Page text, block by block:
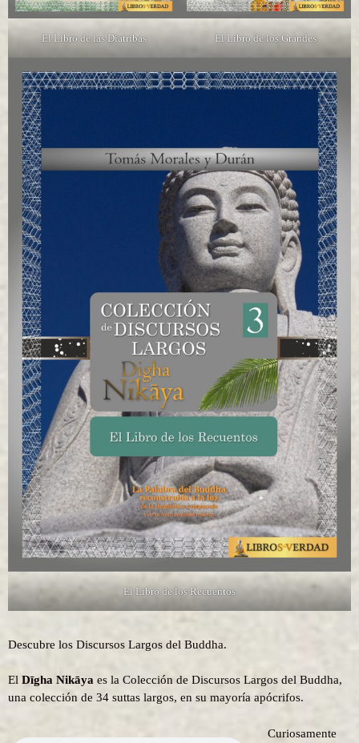
El Libro de las Diatribas El Libro de los Grandes
El Libro de los Recuentos
Descubre los Discursos Largos del Buddha.
El Dīgha Nikāya es la Colección de Discursos Largos del Buddha,
una colección de 34 suttas largos, en su mayoría apócrifos.
Curiosamente